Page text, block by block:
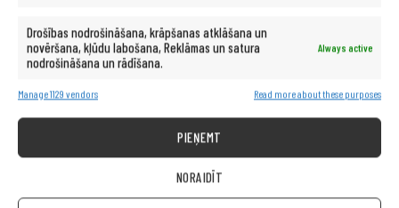
Drošības nodrošināšana, krāpšanas atklāšana un
novēršana, kļūdu labošana, Reklāmas un satura
nodrošināšana un rādīšana.
Always active
Manage 1129 vendors Read more about these purposes
PIEŅEMT
NORAIDĪT